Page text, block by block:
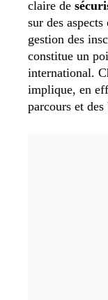
claire de
sur des
gestion des
constitue un
international.
implique, en
parcours et